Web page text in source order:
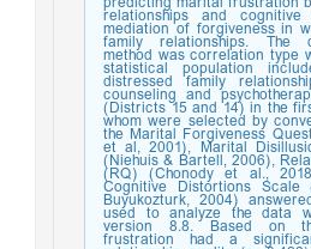
relationships and
mediation of forgiveness in
family relationships. The
method was correlation type
statistical population
distressed family
counseling and
(Districts 15 and 14) in the
whom were selected by
the Marital Forgiveness
et al, 2001), Marital
(Niehuis & Bartell, 2006),
(RQ) (Chonody et al.,
Cognitive Distortions
Buyukozturk, 2004)
used to analyze the data
version 8.8. Based on
frustration had a